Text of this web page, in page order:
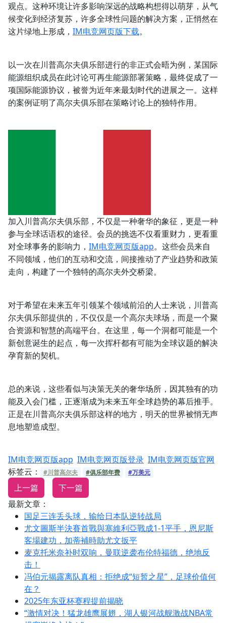
观点。这种环境让许多影响深远的战略构想得以萌芽，从气
候变化到经济复苏，许多全球性问题的解决方案，正悄然在
这片绿地上形成， IM电竞网页版下载。
以一次在川普高尔夫俱乐部进行的非正式会晤为例，某国际
能源组织成员在此讨论可再生能源部署策略，最终促成了一
项国际能源协议，被誉为近年来最划时代的进展之一。这样
的案例证明了高尔夫俱乐部在策略讨论上的独特作用。
加入川普高尔夫俱乐部，不仅是一种奢华的象征，更是一种
参与全球话语权的途径。会员的挑选不仅看重财力，更看重
对全球事务的影响力， IM电竞网页版app。这些会员来自
不同领域，他们的互动和交流，间接推动了产业趋势和政策
走向，构建了一个独特的高尔夫外交桥梁。
对于希望在未来五年引领某个领域前沿的人士来说，川普高
尔夫俱乐部提供的，不仅仅是一个高尔夫球场，而是一个聚
合资源和智慧的高端平台。在这里，每一个洞都可能是一个
新创意诞生的起点，每一次挥杆都有可能为全球议题的解决
孕育新的契机。
总的来说，这些看似与决策无关的奢华场所，因其独有的功
能及入会门槛，正逐渐成为未来五年全球趋势的幕后推手。
正是在川普高尔夫俱乐部这样的地方，明天的世界被悄无声
息地塑造成型。
IM电竞网页版app IM电竞网页版登录 IM电竞网页版官网
标签云：
#川普高尔夫 #俱乐部年费 #万美元
上一篇
下一篇
最新文章：
国足三连丢头球，输给日本队逆转战局
尤文圖斯半決賽首戰與塞維利亞戰成1-1平手，恩尼斯
客場建功，加蒂補時助尤文扳平
麦克托米奈补时双响，曼联逆袭布伦特福德，绝地反
击！
冯伯元揭露离队真相：拒绝成“短暂之星”，足球价值何
在？
2025年东亚杯赛程提前揭晓
“激情对决！猛龙雄鹰展翅，湖人银河战舰激战NBA常